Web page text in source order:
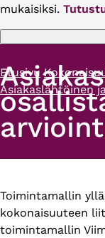
mukaisiksi.
Etusivu
Asiakaslähtöinen
Primary
tabs
Toimintamallin
kokonaisuuteen
toimintamallin